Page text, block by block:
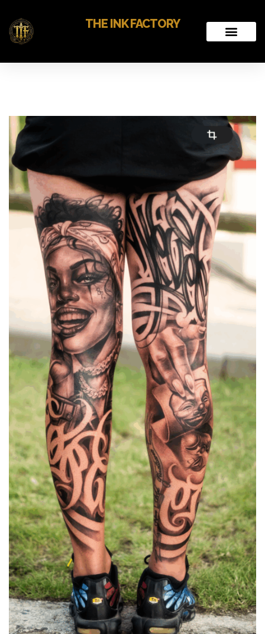
THE INK FACTORY